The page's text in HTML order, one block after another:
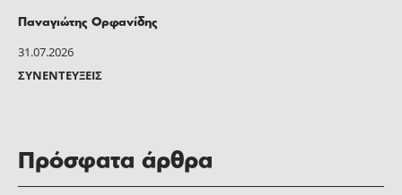
31.07.2026
ΣΥΝΕΝΤΕΎΞΕΙΣ
Παναγιώτης Ορφανίδης
Πρόσφατα άρθρα